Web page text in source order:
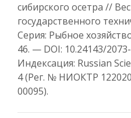
сибирского осетра //
государственного
Серия: Рыбное
46. — DOI: 10.24143/
Индексация: Russian
4 (Рег. № НИОКТР
00095).